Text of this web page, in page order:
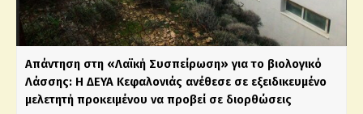
Απάντηση στη «Λαϊκή Συσπείρωση» για το βιολογικό
Λάσσης: Η ΔΕΥΑ Κεφαλονιάς ανέθεσε σε εξειδικευμένο
μελετητή προκειμένου να προβεί σε διορθώσεις